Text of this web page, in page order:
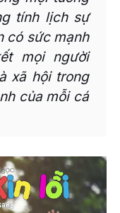
tính lịch sự
có sức mạnh
mọi người
xã hội trong
của mỗi cá